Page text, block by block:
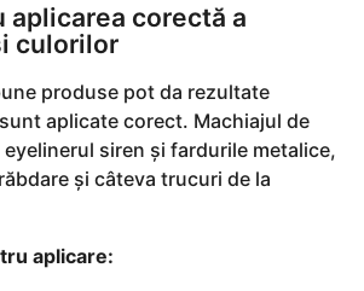
aplicarea corectă a
culorilor
produse pot da rezultate
aplicate corect. Machiajul de
siren și fardurile metalice,
și câteva trucuri de la
aplicare: